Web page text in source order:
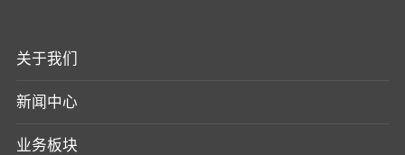
关于我们
新闻中心
业务板块